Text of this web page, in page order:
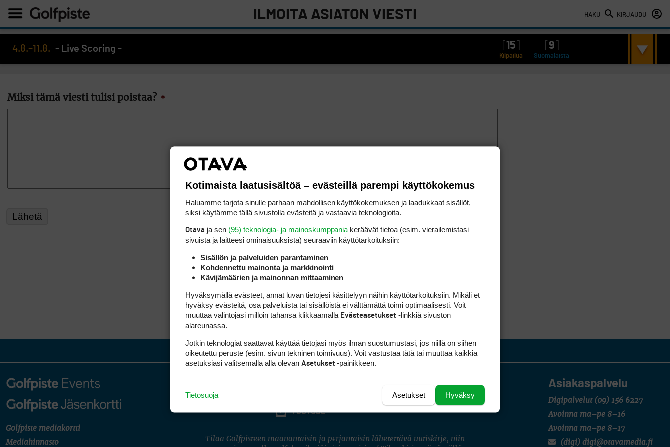
HAKU KIRJAUDU
ILMOITA ASIATON VIESTI
4.8.–11.8. - Live Scoring - 15 9
Kilpailua Suomalaista
Miksi tämä viesti tulisi poistaa? *
Golfpiste mediakortti
Mediahinnasto
Asiakaspalvelu
Digipalvelut (09) 156 6227
Avoinna ma–pe 8–16
Avoinna ma–pe 8–17
(digi) digi@otavamedia.fi
INSTAGRAM
YOUTUBE
Tilaa Golfpisteen maanantaisin ja perjantaisin lähetettävä uutiskirje, niin
Kotimaista laatusisältöä – evästeillä parempi käyttökokemus
Haluamme tarjota sinulle parhaan mahdollisen käyttökokemuksen ja laadukkaat sisällöt,
siksi käytämme tällä sivustolla evästeitä ja vastaavia teknologioita.
Otava ja sen (95) teknologia- ja mainoskumppania keräävät tietoa (esim. vierailemis­tasi
sivuista ja laitteesi ominaisuuk­sista) seuraaviin käyttötarkoituksiin:
Sisällön ja palveluiden parantaminen
Kohdennettu mainonta ja markkinointi
Kävijämäärien ja mainonnan mittaaminen
Hyväksymällä evästeet, annat luvan tietojesi käsittelyyn näihin käyttötarkoituksiin. Mikäli et
hyväksy evästeitä, osa palveluista tai sisällöistä ei välttämättä toimi optimaalisesti. Voit
muuttaa valintojasi milloin tahansa klikkaamalla Evästeasetukset -linkkiä sivuston
alareunassa.
Jotkin teknologiat saattavat käyttää tietojasi myös ilman suostumustasi, jos niillä on siihen
oikeutettu peruste (esim. sivun tekninen toimivuus). Voit vastustaa tätä tai muuttaa kaikkia
asetuksiasi valitsemalla alla olevan Asetukset -painikkeen.
Hyväksy
Asetukset
Tietosuoja